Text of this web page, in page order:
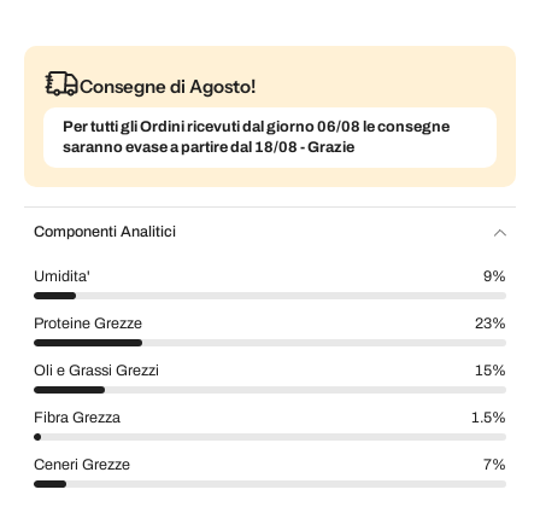
Consegne di Agosto!
Per tutti gli Ordini ricevuti dal giorno 06/08 le consegne
saranno evase a partire dal 18/08 - Grazie
Componenti Analitici
Umidita' 9%
Proteine Grezze 23%
Oli e Grassi Grezzi 15%
Fibra Grezza 1.5%
Ceneri Grezze 7%